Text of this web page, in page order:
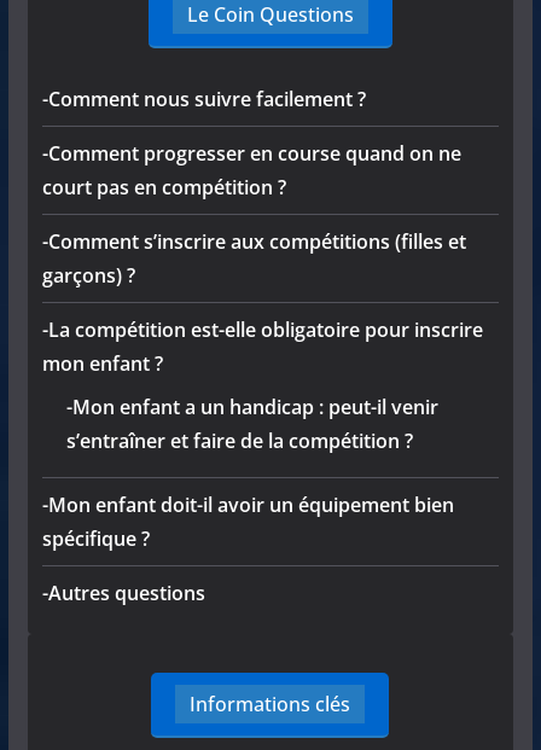
Le Coin Questions
-Comment nous suivre facilement ?
-Comment progresser en course quand on ne
court pas en compétition ?
-Comment s’inscrire aux compétitions (filles et
garçons) ?
-La compétition est-elle obligatoire pour inscrire
mon enfant ?
-Mon enfant a un handicap : peut-il venir
s’entraîner et faire de la compétition ?
-Mon enfant doit-il avoir un équipement bien
spécifique ?
-Autres questions
Informations clés